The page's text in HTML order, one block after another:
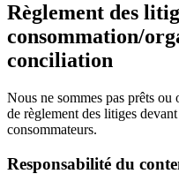
Règlement des
consommation/
conciliation
Nous ne sommes pas prêts
de règlement des litiges
consommateurs.
Responsabilité du